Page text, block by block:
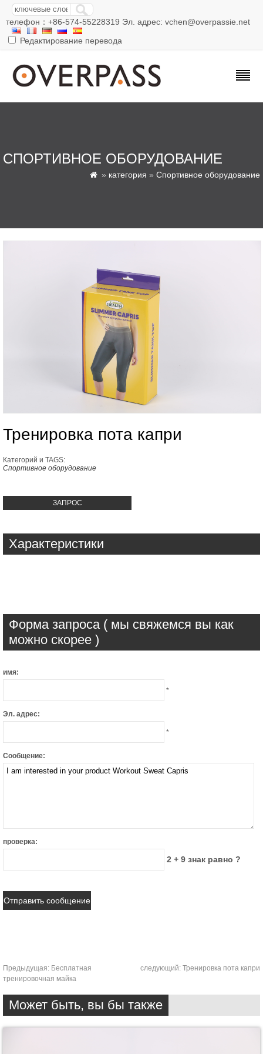
телефон：+86-574-55228319 Эл. адрес: vchen@overpassie.net
Редактирование перевода
СПОРТИВНОЕ ОБОРУДОВАНИЕ
 » категория » Спортивное оборудование
Тренировка пота капри
Категорий и TAGS:
Спортивное оборудование
ЗАПРОС
Характеристики
Форма запроса ( мы свяжемся вы как
можно скорее )
имя:
*
Эл. адрес:
*
Сообщение:
проверка:
2 + 9 знак равно ?
Предыдущая: Бесплатная
тренировочная майка
следующий: Тренировка пота капри
Может быть, вы бы также